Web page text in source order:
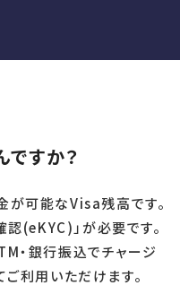
すか？
が可能なVisa残高です。
(eKYC)」が必要です。
・銀行振込でチャージ
利用いただけます。